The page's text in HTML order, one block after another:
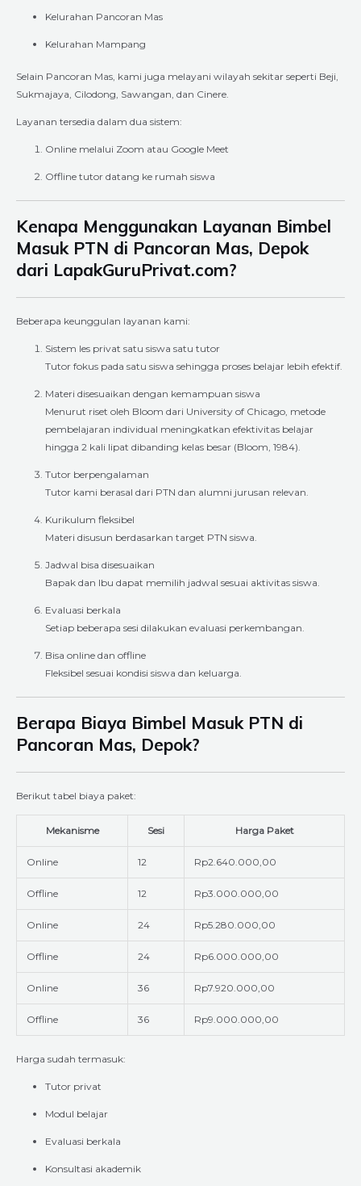
Kelurahan Pancoran Mas
Kelurahan Mampang
Selain Pancoran Mas, kami juga melayani wilayah sekitar seperti Beji,
Sukmajaya, Cilodong, Sawangan, dan Cinere.
Layanan tersedia dalam dua sistem:
Online melalui Zoom atau Google Meet
Offline tutor datang ke rumah siswa
Kenapa Menggunakan Layanan Bimbel
Masuk PTN di Pancoran Mas, Depok
dari LapakGuruPrivat.com?
Beberapa keunggulan layanan kami:
Sistem les privat satu siswa satu tutor
Tutor fokus pada satu siswa sehingga proses belajar lebih efektif.
Materi disesuaikan dengan kemampuan siswa
Menurut riset oleh Bloom dari University of Chicago, metode
pembelajaran individual meningkatkan efektivitas belajar
hingga 2 kali lipat dibanding kelas besar (Bloom, 1984).
Tutor berpengalaman
Tutor kami berasal dari PTN dan alumni jurusan relevan.
Kurikulum fleksibel
Materi disusun berdasarkan target PTN siswa.
Jadwal bisa disesuaikan
Bapak dan Ibu dapat memilih jadwal sesuai aktivitas siswa.
Evaluasi berkala
Setiap beberapa sesi dilakukan evaluasi perkembangan.
Bisa online dan offline
Fleksibel sesuai kondisi siswa dan keluarga.
Berapa Biaya Bimbel Masuk PTN di
Pancoran Mas, Depok?
Berikut tabel biaya paket:
Mekanisme Sesi Harga Paket
Online 12 Rp2.640.000,00
Offline 12 Rp3.000.000,00
Online 24 Rp5.280.000,00
Offline 24 Rp6.000.000,00
Online 36 Rp7.920.000,00
Offline 36 Rp9.000.000,00
Harga sudah termasuk:
Tutor privat
Modul belajar
Evaluasi berkala
Konsultasi akademik